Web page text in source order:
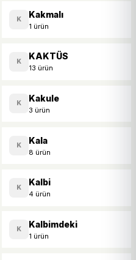
K Kakmalı
1 ürün
K KAKTÜS
13 ürün
K Kakule
3 ürün
K Kala
8 ürün
K Kalbi
4 ürün
K Kalbimdeki
1 ürün